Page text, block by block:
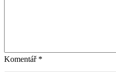
Komentář *